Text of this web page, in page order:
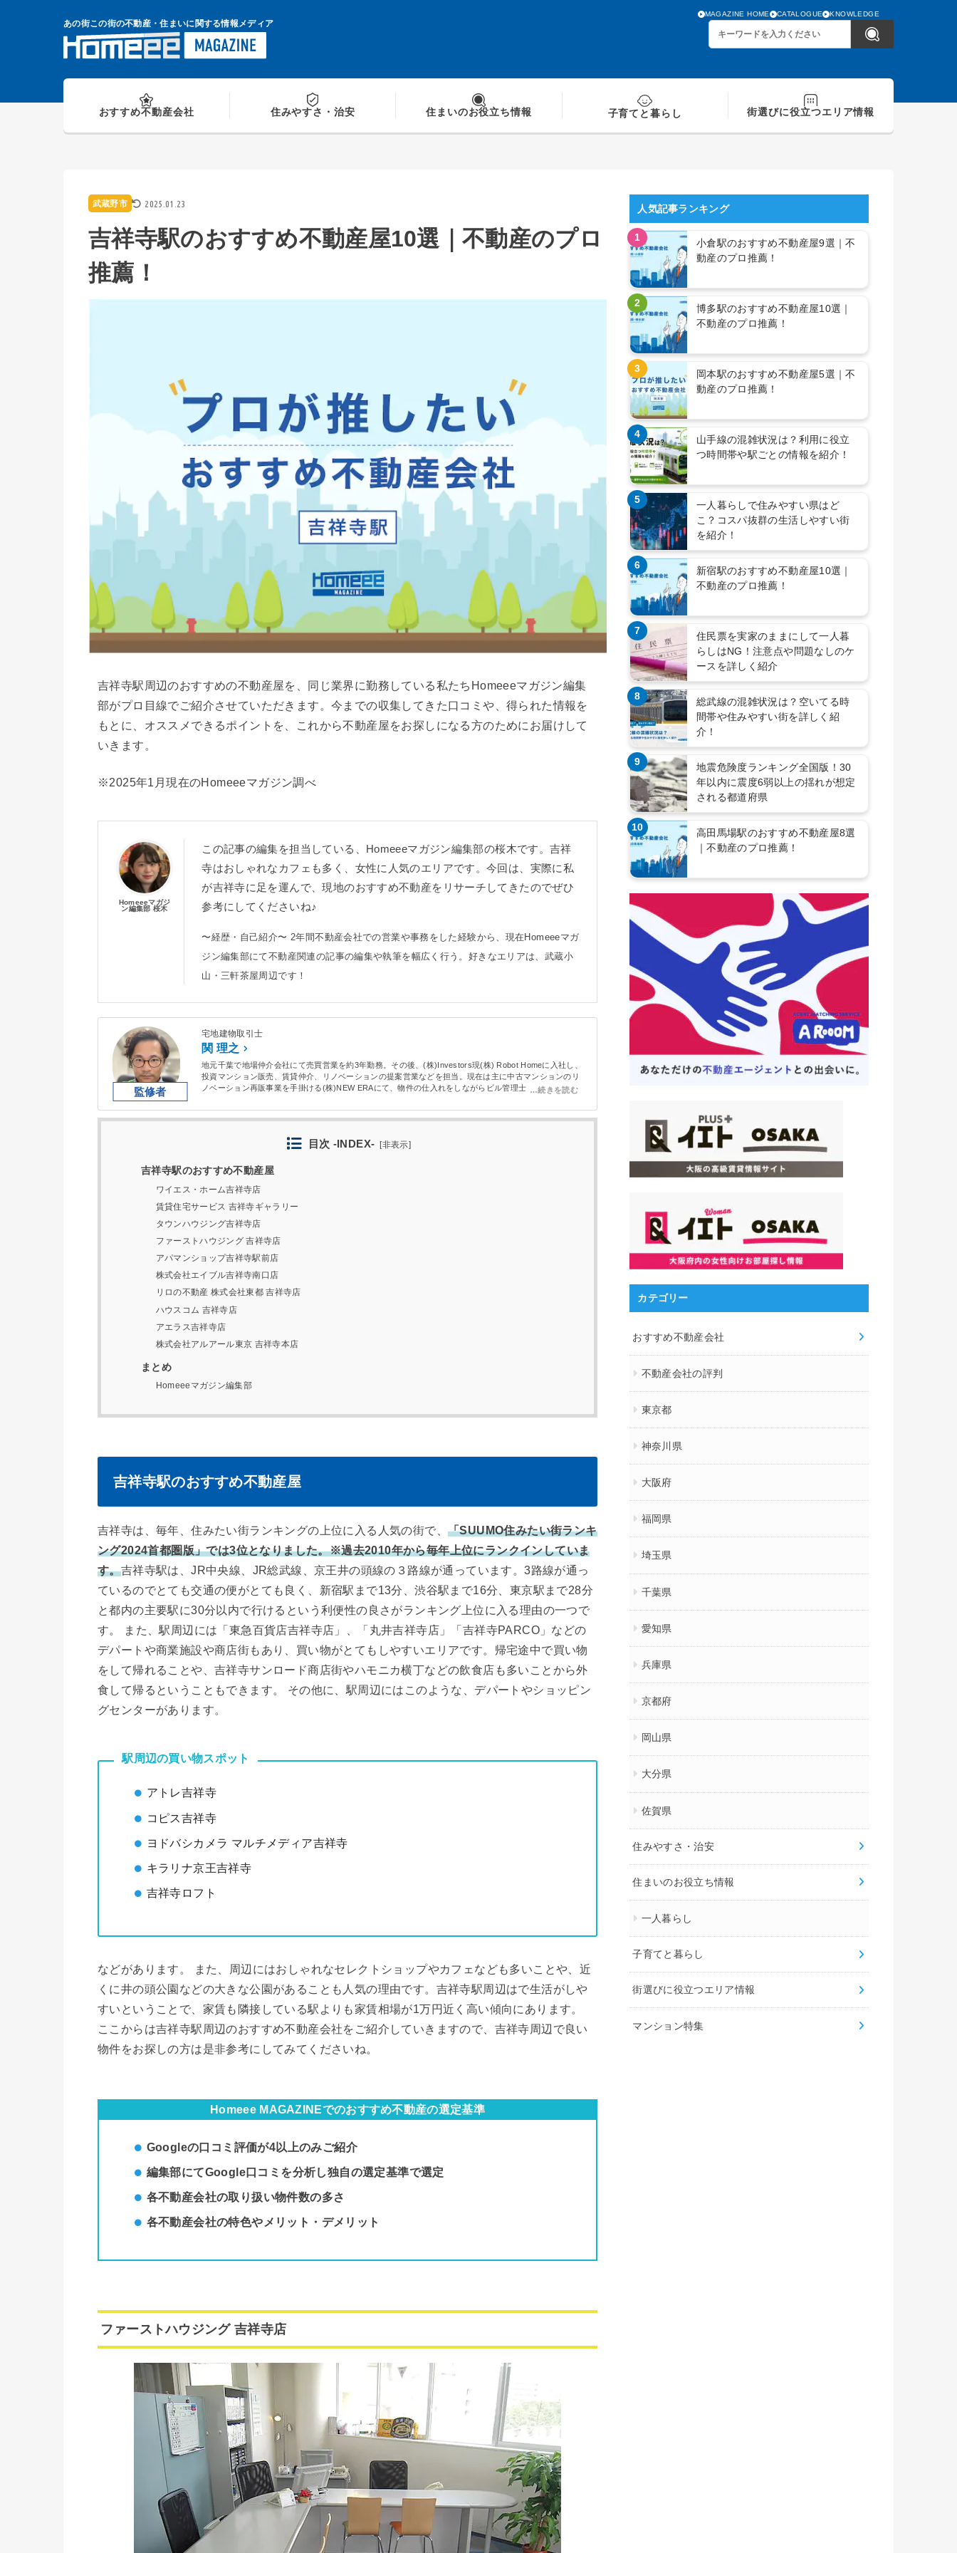
あの街この街の不動産・住まいに関する情報メディア
MAGAZINE HOME CATALOGUE KNOWLEDGE
おすすめ不動産会社 住みやすさ ・治安 住まいのお役立ち情報 子育てと暮らし 街選びに役立つエリア情報
武蔵野市 2025.01.23
吉祥寺駅のおすすめ不動産屋10選｜不動産のプロ
推薦！
吉祥寺駅周辺のおすすめの不動産屋を、同じ業界に勤務している私たちHomeeeマガジン編集
部がプロ目線でご紹介させていただきます。今までの収集してきた口コミや、得られた情報を
もとに、オススメできるポイントを、これから不動産屋をお探しになる方のためにお届けして
いきます。
※2025年1月現在のHomeeeマガジン調べ
Homeeeマガジ
ン編集部 桜木
この記事の編集を担当している、Homeeeマガジン編集部の桜木です。吉祥
寺はおしゃれなカフェも多く、女性に人気のエリアです。今回は、実際に私
が吉祥寺に足を運んで、現地のおすすめ不動産をリサーチしてきたのでぜひ
参考にしてくださいね♪
〜経歴・自己紹介〜 2年間不動産会社での営業や事務をした経験から、現在Homeeeマガ
ジン編集部にて不動産関連の記事の編集や執筆を幅広く行う。好きなエリアは、武蔵小
山・三軒茶屋周辺です！
宅地建物取引士
関 理之
地元千葉で地場仲介会社にて売買営業を約3年勤務。その後、(株)Investors現(株) Robot Homeに入社し、
投資マンション販売、賃貸仲介、リノベーションの提案営業などを担当。現在は主に中古マンションのリ
ノベーション再販事業を手掛ける(株)NEW ERAにて、物件の仕入れをしながらビル管理士の資格取得へ
目次 -INDEX- [非表示]
吉祥寺駅のおすすめ不動産屋
ワイエス・ホーム吉祥寺店
賃貸住宅サービス 吉祥寺ギャラリー
タウンハウジング吉祥寺店
ファーストハウジング 吉祥寺店
アパマンショップ吉祥寺駅前店
株式会社エイブル吉祥寺南口店
リロの不動産 株式会社東都 吉祥寺店
ハウスコム 吉祥寺店
アエラス吉祥寺店
株式会社アルアール東京 吉祥寺本店
まとめ
Homeeeマガジン編集部
吉祥寺駅のおすすめ不動産屋
吉祥寺は、毎年、住みたい街ランキングの上位に入る人気の街で、 「SUUMO住みたい街ランキ
ング2024首都圏版」では3位となりました。※過去2010年から毎年上位にランクインしていま
す。吉祥寺駅は、JR中央線、JR総武線、京王井の頭線の３路線が通っています。3路線が通っ
ているのでとても交通の便がとても良く、新宿駅まで13分、渋谷駅まで16分、東京駅まで28分
と都内の主要駅に30分以内で行けるという利便性の良さがランキング上位に入る理由の一つで
す。 また、駅周辺には「東急百貨店吉祥寺店」、「丸井吉祥寺店」「吉祥寺PARCO」などの
デパートや商業施設や商店街もあり、買い物がとてもしやすいエリアです。帰宅途中で買い物
をして帰れることや、吉祥寺サンロード商店街やハモニカ横丁などの飲食店も多いことから外
食して帰るということもできます。 その他に、駅周辺にはこのような、デパートやショッピン
グセンターがあります。
駅周辺の買い物スポット
アトレ吉祥寺
コピス吉祥寺
ヨドバシカメラ マルチメディア吉祥寺
キラリナ京王吉祥寺
吉祥寺ロフト
などがあります。 また、周辺にはおしゃれなセレクトショップやカフェなども多いことや、近
くに井の頭公園などの大きな公園があることも人気の理由です。吉祥寺駅周辺はで生活がしや
すいということで、家賃も隣接している駅よりも家賃相場が1万円近く高い傾向にあります。
ここからは吉祥寺駅周辺のおすすめ不動産会社をご紹介していきますので、吉祥寺周辺で良い
物件をお探しの方は是非参考にしてみてくださいね。
Homeee MAGAZINEでのおすすめ不動産の選定基準
Googleの口コミ評価が4以上のみご紹介
編集部にてGoogle口コミを分析し独自の選定基準で選定
各不動産会社の取り扱い物件数の多さ
各不動産会社の特色やメリット・デメリット
ファーストハウジング 吉祥寺店
人気記事ランキング
1
小倉駅のおすすめ不動産屋9選｜不
動産のプロ推薦！
2
博多駅のおすすめ不動産屋10選｜
不動産のプロ推薦！
3
岡本駅のおすすめ不動産屋5選｜不
動産のプロ推薦！
4
山手線の混雑状況は？利用に役立
つ時間帯や駅ごとの情報を紹介！
5
一人暮らしで住みやすい県はど
こ？コスパ抜群の生活しやすい街
を紹介！
6
新宿駅のおすすめ不動産屋10選｜
不動産のプロ推薦！
7
住民票を実家のままにして一人暮
らしはNG！注意点や問題なしのケ
ースを詳しく紹介
8
総武線の混雑状況は？空いてる時
間帯や住みやすい街を詳しく紹
介！
9
地震危険度ランキング全国版！30
年以内に震度6弱以上の揺れが想定
される都道府県
10
高田馬場駅のおすすめ不動産屋8選
｜不動産のプロ推薦！
カテゴリー
おすすめ不動産会社
不動産会社の評判
東京都
神奈川県
大阪府
福岡県
埼玉県
千葉県
愛知県
兵庫県
京都府
岡山県
大分県
佐賀県
住みやすさ・治安
住まいのお役立ち情報
一人暮らし
子育てと暮らし
街選びに役立つエリア情報
マンション特集